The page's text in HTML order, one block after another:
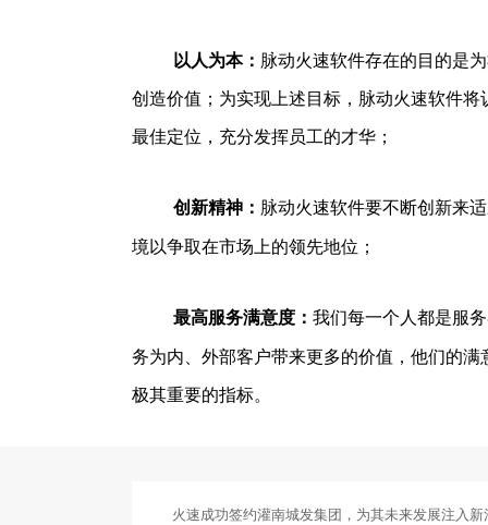
以人为本： 脉动火速软件存在的目的是
创造价值；为实现上述目标，脉动火速软件将
最佳定位，充分发挥员工的才华；
创新精神： 脉动火速软件要不断创新来
境以争取在市场上的领先地位；
最高服务满意度： 我们每一个人都是服
务为内、外部客户带来更多的价值，他们的满
极其重要的指标。
火速成功签约灌南城发集团，为其未来发展注入新